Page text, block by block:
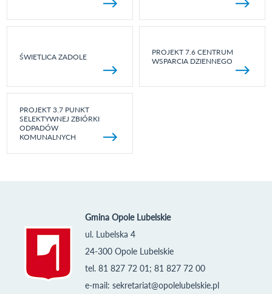
ŚWIETLICA ZADOLE
PROJEKT 7.6 CENTRUM
WSPARCIA DZIENNEGO
PROJEKT 3.7 PUNKT
SELEKTYWNEJ ZBIÓRKI
ODPADÓW
KOMUNALNYCH
Gmina Opole Lubelskie
ul. Lubelska 4
24-300 Opole Lubelskie
tel. 81 827 72 01; 81 827 72 00
e-mail: sekretariat@opolelubelskie.pl